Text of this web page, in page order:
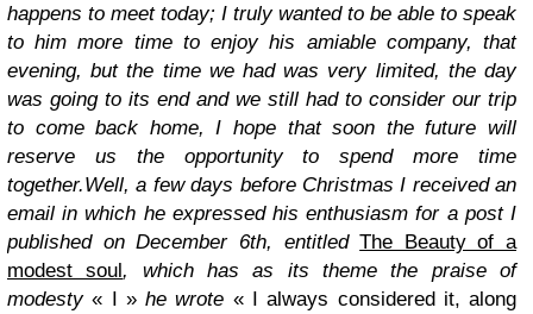
happens to meet today; I truly wanted to be able to speak
to him more time to enjoy his amiable company, that
evening, but the time we had was very limited, the day
was going to its end and we still had to consider our trip
to come back home, I hope that soon the future will
reserve us the opportunity to spend more time
together.Well, a few days before Christmas I received an
email in which he expressed his enthusiasm for a post I
published on December 6th, entitled The Beauty of a
modest soul, which has as its theme the praise of
modesty« I »he wrote « I always considered it, along